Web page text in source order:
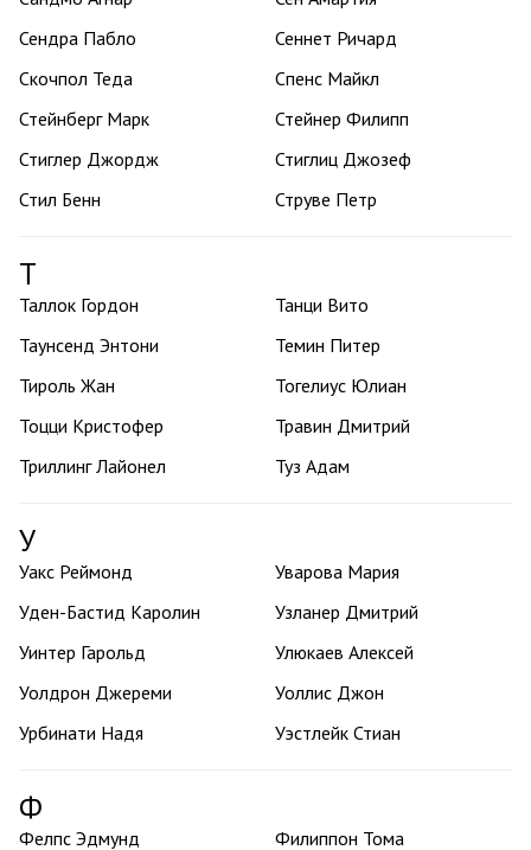
Сендра Пабло
Сеннет Ричард
Скочпол Теда
Спенс Майкл
Стейнберг Марк
Стейнер Филипп
Стиглер Джордж
Стиглиц Джозеф
Стил Бенн
Струве Петр
Т
Таллок Гордон
Танци Вито
Таунсенд Энтони
Темин Питер
Тироль Жан
Тогелиус Юлиан
Тоцци Кристофер
Травин Дмитрий
Триллинг Лайонел
Туз Адам
У
Уакс Реймонд
Уварова Мария
Уден-Бастид Каролин
Узланер Дмитрий
Уинтер Гарольд
Улюкаев Алексей
Уолдрон Джереми
Уоллис Джон
Урбинати Надя
Уэстлейк Стиан
Ф
Фелпс Эдмунд
Филиппон Тома